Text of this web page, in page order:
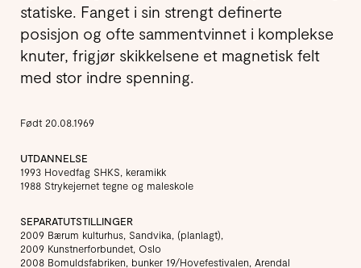
statiske. Fanget i sin strengt definerte
posisjon og ofte sammentvinnet i komplekse
knuter, frigjør skikkelsene et magnetisk felt
med stor indre spenning.
Født 20.08.1969
UTDANNELSE
1993 Hovedfag SHKS, keramikk
1988 Strykejernet tegne og maleskole
SEPARATUTSTILLINGER
2009 Bærum kulturhus, Sandvika, (planlagt),
2009 Kunstnerforbundet, Oslo
2008 Bomuldsfabriken, bunker 19/Hovefestivalen, Arendal